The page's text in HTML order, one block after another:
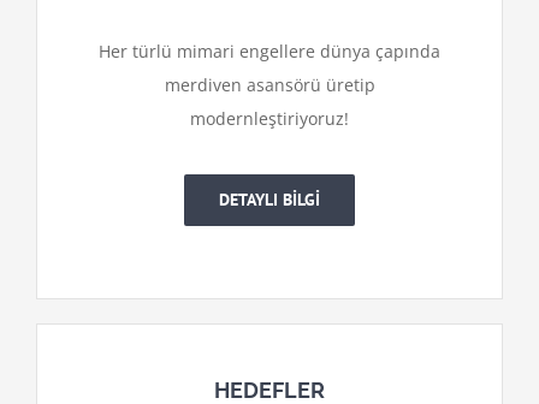
Her türlü mimari engellere dünya çapında
merdiven asansörü üretip
modernleştiriyoruz!
DETAYLI BİLGİ
HEDEFLER